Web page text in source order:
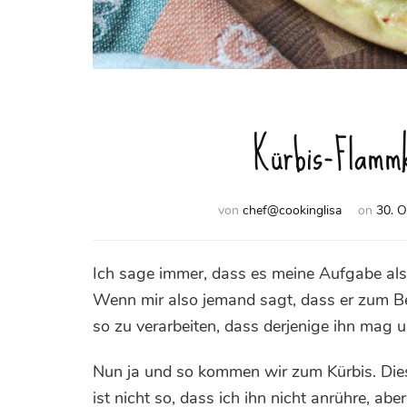
Kürbis-
von chef@cookinglisa on 30.
Ich sage immer, dass es meine Aufgabe
Wenn mir also jemand sagt, dass er zum
so zu verarbeiten, dass derjenige ihn mag
Nun ja und so kommen wir zum Kürbis.
ist nicht so, dass ich ihn nicht anrühre,